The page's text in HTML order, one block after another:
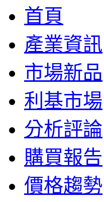
首頁
產業資訊
市場新品
利基市場
分析評論
購買報告
價格趨勢